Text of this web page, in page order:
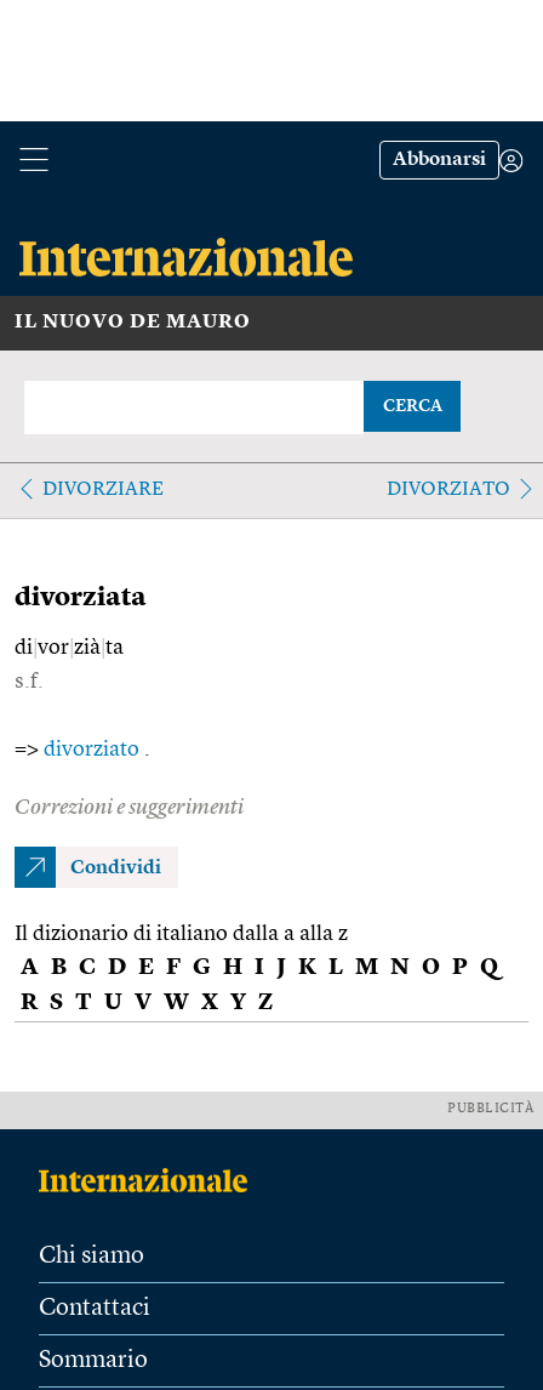
Abbonarsi
IL NUOVO DE MAURO
CERCA
DIVORZIARE DIVORZIATO
divorziata
di vor zià ta
s.f.
=> divorziato
Correzioni e suggerimenti
Condividi
Il dizionario di italiano dalla a alla z
A B C D E F G H I J K L M N O P Q
R S T U V W X Y Z
PUBBLICITÀ
Chi siamo
Contattaci
Sommario